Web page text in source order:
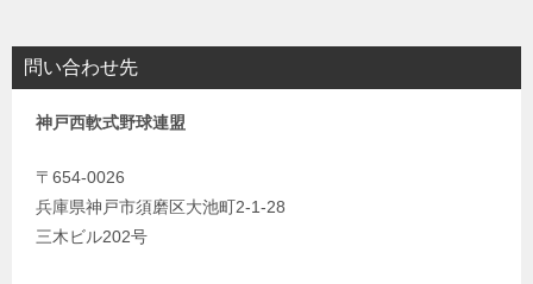
問い合わせ先
神戸西軟式野球連盟
〒654-0026
兵庫県神戸市須磨区大池町2-1-28
三木ビル202号